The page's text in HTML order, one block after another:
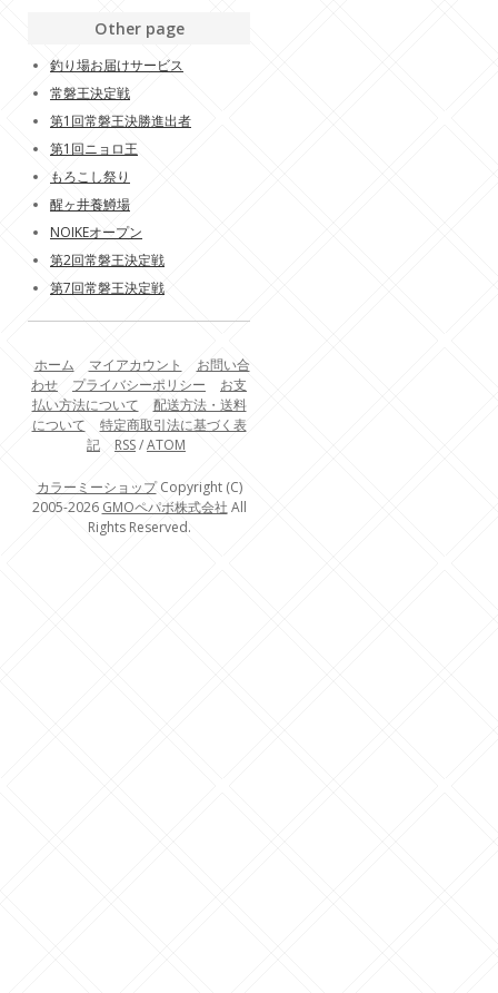
Other page
釣り場お届けサービス
常磐王決定戦
第1回常磐王決勝進出者
第1回ニョロ王
もろこし祭り
醒ヶ井養鱒場
NOIKEオープン
第2回常磐王決定戦
第7回常磐王決定戦
ホーム マイアカウント
お問い合
わせ
プライバシーポリシー
お支
払い方法について
配送方法・送料
について
特定商取引法に基づく表
記
RSS/ATOM
カラーミーショップCopyright (C)
2005-2026 GMOペパボ株式会社 All
Rights Reserved.